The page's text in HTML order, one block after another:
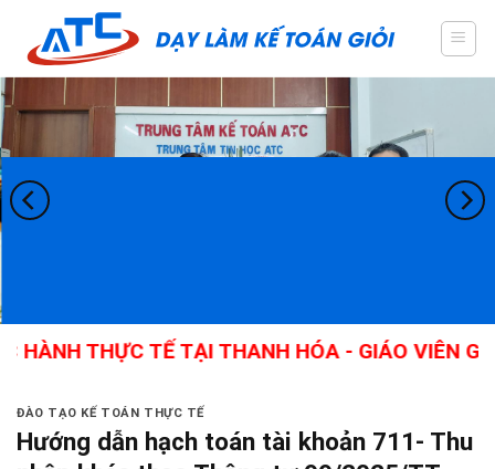
content
TẾ TẠI THANH HÓA - GIÁO VIÊN GIỎI,
ĐÀO TẠO KẾ TOÁN THỰC TẾ
Hướng dẫn hạch toán tài khoản 711- Thu